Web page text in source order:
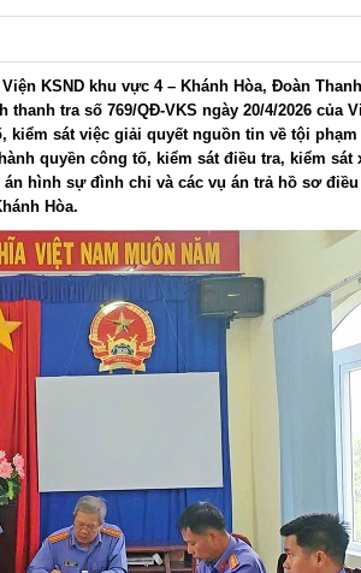
KSND khu vực 4 – Khánh Hòa, Đoàn
tra số 769/QĐ-VKS ngày 20/4/2026 của
kiểm sát việc giải quyết nguồn tin về tội
quyền công tố, kiểm sát điều tra, kiểm sát
hình sự đình chỉ và các vụ án trả hồ sơ
Hòa.